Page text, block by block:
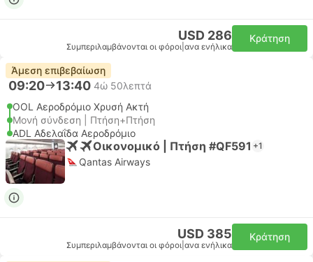
USD 286
Συμπεριλαμβάνονται οι φόροι ανα ενήλικα
Κράτηση
Άμεση επιβεβαίωση
09:20 13:40 4ώ 50λεπτά
OOL Αεροδρόμιο Χρυσή Ακτή
Μονή σύνδεση | Πτήση+Πτήση
ADL Αδελαΐδα Αεροδρόμιο
Οικονομικό | Πτήση #QF591 +1
Qantas Airways
USD 385
Συμπεριλαμβάνονται οι φόροι ανα ενήλικα
Κράτηση